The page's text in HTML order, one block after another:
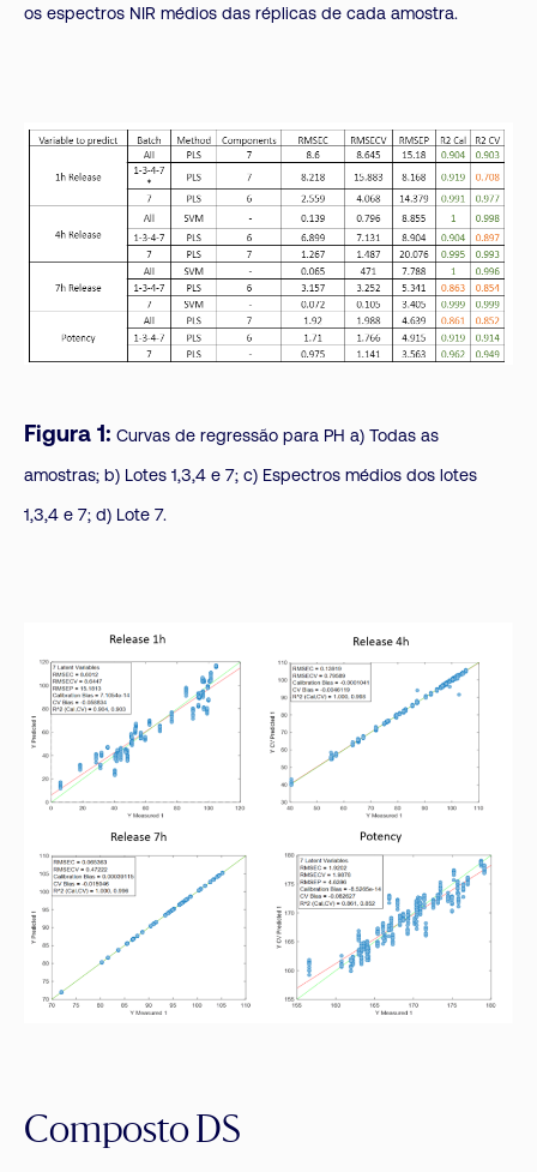
os espectros NIR médios das réplicas de cada amostra.
Figura 1: Curvas de regressão para PH a) Todas as
amostras; b) Lotes 1,3,4 e 7; c) Espectros médios dos lotes
1,3,4 e 7; d) Lote 7.
Composto DS